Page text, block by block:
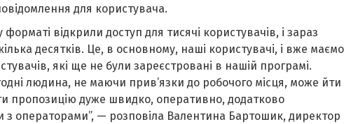
для користувача.
відкрили доступ для тисячі користувачів, і зараз
десятків. Це, в основному, наші користувачі, і вже маємо
які ще не були зареєстровані в нашій програмі.
людина, не маючи прив’язки до робочого місця, може йти
пропозицію дуже швидко, оперативно, додатково
з операторами”, — розповіла Валентина Бартошик, директор